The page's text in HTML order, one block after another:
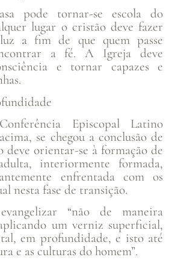
pode tornar-se escola do
lugar o cristão deve fazer
a fim de que quem passe
a fé. A Igreja deve
e tornar capazes e
Episcopal Latino
se chegou a conclusão de
deve orientar-se à formação de
interiormente formada,
enfrentada com os
nesta fase de transição.
“não de maneira
um verniz superficial,
em profundidade, e isto até
e as culturas do homem”.